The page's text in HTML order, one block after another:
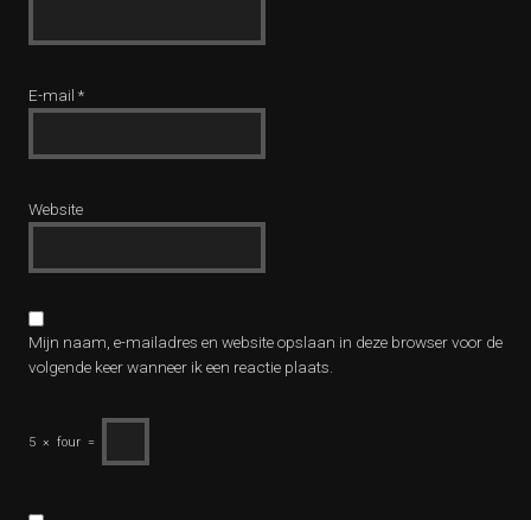
E-mail *
Website
Mijn naam, e-mailadres en website opslaan in deze browser voor de
volgende keer wanneer ik een reactie plaats.
5 × four =